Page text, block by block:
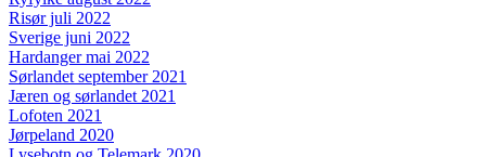
Risør juli 2022
Sverige juni 2022
Hardanger mai 2022
Sørlandet september 2021
Jæren og sørlandet 2021
Lofoten 2021
Jørpeland 2020